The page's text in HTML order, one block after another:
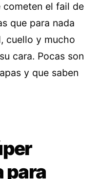
cometen el fail de
que para nada
cuello y mucho
cara. Pocas son
y que saben
para